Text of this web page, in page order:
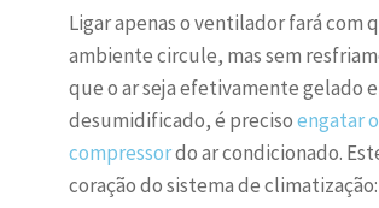
Ligar apenas o ventilador fará com
ambiente circule, mas sem
que o ar seja efetivamente gelado e
desumidificado, é precisoengatar o
compressordo ar condicionado.
coração do sistema de climatização: